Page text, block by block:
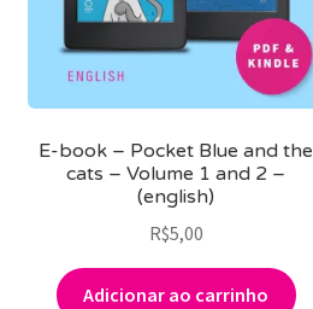
E-book – Pocket Blue and the
cats – Volume 1 and 2 –
(english)
R$5,00
Adicionar ao carrinho